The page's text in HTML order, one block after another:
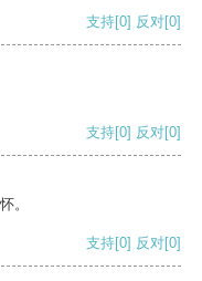
支持[0] 反对[0]
支持[0] 反对[0]
。
支持[0] 反对[0]